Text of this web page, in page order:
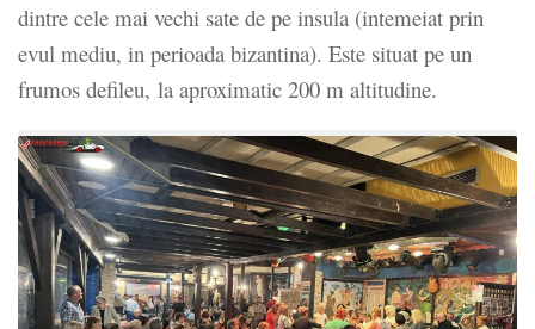
dintre cele mai vechi sate de pe insula (intemeiat prin
evul mediu, in perioada bizantina). Este situat pe un
frumos defileu, la aproximatic 200 m altitudine.